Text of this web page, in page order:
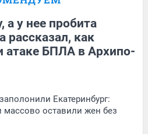
а у нее пробита
рассказал, как
атаке БПЛА в Архипо-
Екатеринбург:
массово оставили жен без